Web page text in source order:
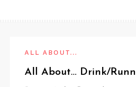
ALL ABOUT...
All About… Drink/